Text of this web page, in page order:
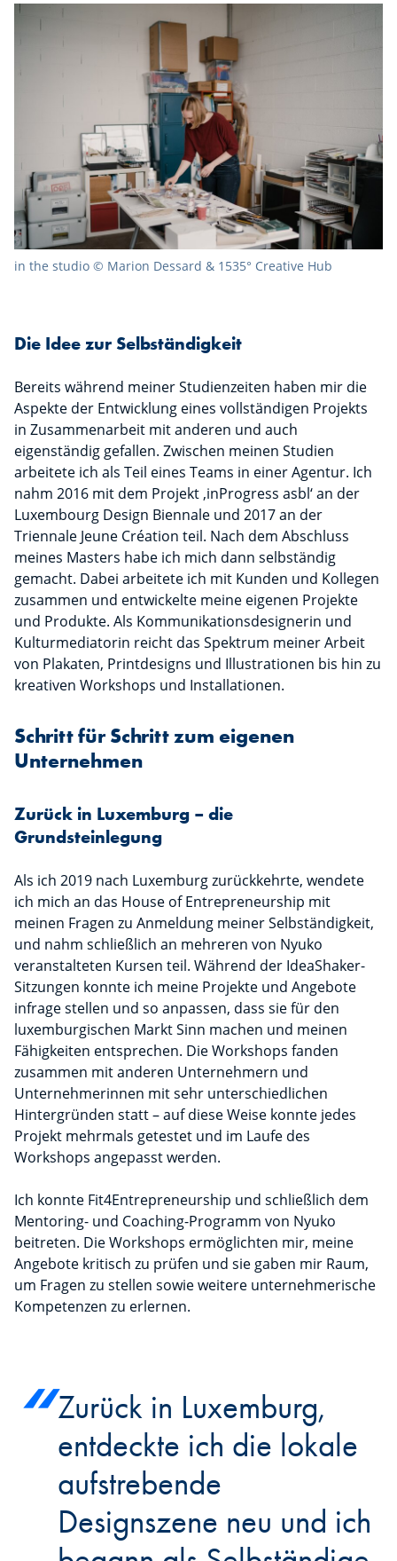
in the studio © Marion Dessard & 1535° Creative Hub
Die Idee zur Selbständigkeit
Bereits während meiner Studienzeiten haben mir die
Aspekte der Entwicklung eines vollständigen Projekts
in Zusammenarbeit mit anderen und auch
eigenständig gefallen. Zwischen meinen Studien
arbeitete ich als Teil eines Teams in einer Agentur. Ich
nahm 2016 mit dem Projekt ‚inProgress asbl‘ an der
Luxembourg Design Biennale und 2017 an der
Triennale Jeune Création teil. Nach dem Abschluss
meines Masters habe ich mich dann selbständig
gemacht. Dabei arbeitete ich mit Kunden und Kollegen
zusammen und entwickelte meine eigenen Projekte
und Produkte. Als Kommunikationsdesignerin und
Kulturmediatorin reicht das Spektrum meiner Arbeit
von Plakaten, Printdesigns und Illustrationen bis hin zu
kreativen Workshops und Installationen.
Schritt für Schritt zum eigenen
Unternehmen
Zurück in Luxemburg – die
Grundsteinlegung
Als ich 2019 nach Luxemburg zurückkehrte, wendete
ich mich an das House of Entrepreneurship mit
meinen Fragen zu Anmeldung meiner Selbständigkeit,
und nahm schließlich an mehreren von Nyuko
veranstalteten Kursen teil. Während der IdeaShaker-
Sitzungen konnte ich meine Projekte und Angebote
infrage stellen und so anpassen, dass sie für den
luxemburgischen Markt Sinn machen und meinen
Fähigkeiten entsprechen. Die Workshops fanden
zusammen mit anderen Unternehmern und
Unternehmerinnen mit sehr unterschiedlichen
Hintergründen statt – auf diese Weise konnte jedes
Projekt mehrmals getestet und im Laufe des
Workshops angepasst werden.
Ich konnte Fit4Entrepreneurship und schließlich dem
Mentoring- und Coaching-Programm von Nyuko
beitreten. Die Workshops ermöglichten mir, meine
Angebote kritisch zu prüfen und sie gaben mir Raum,
um Fragen zu stellen sowie weitere unternehmerische
Kompetenzen zu erlernen.
Zurück in Luxemburg,
entdeckte ich die lokale
aufstrebende
Designszene neu und ich